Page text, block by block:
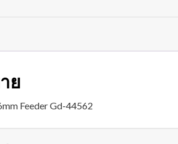
ย
Feeder Gd-44562